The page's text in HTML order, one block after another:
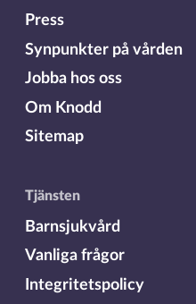
Press
Synpunkter på vården
Jobba hos oss
Om Knodd
Sitemap
Tjänsten
Barnsjukvård
Vanliga frågor
Integritetspolicy